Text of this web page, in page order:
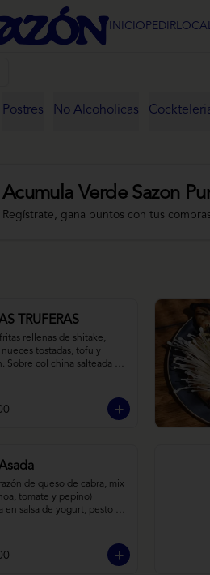
INICIO PEDIR
Postres No Alcoholicas
Acumula Verde Sazon
Regístrate, gana puntos con tus
TRUFERAS
rellenas de shitake,
tostadas, tofu y
Sobre col china salteada en
de queso de cabra, mix
tomate y pepino)
en salsa de yogurt, pesto de